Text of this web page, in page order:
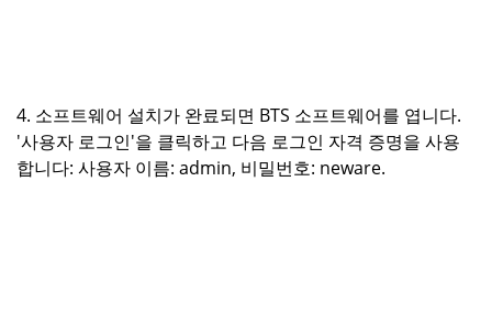
4. 소프트웨어 설치가 완료되면 BTS 소프트웨어를 엽니다.
'사용자 로그인'을 클릭하고 다음 로그인 자격 증명을 사용
합니다: 사용자 이름: admin, 비밀번호: neware.